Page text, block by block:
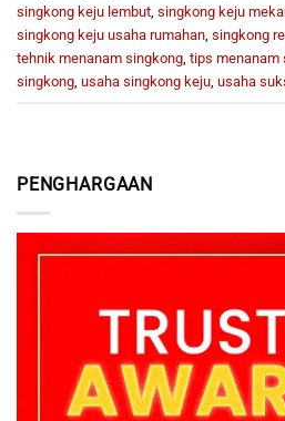
PENGHARGAAN
singkong keju lembut, singkong keju
singkong keju usaha rumahan, singkong
tehnik menanam singkong, tips menanam
singkong, usaha singkong keju, usaha